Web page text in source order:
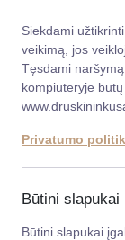
Siekdami
veikimą, jos
Tęsdami
kompiuteryje
Privatumo
Būtini slapukai
Būtini slapukai